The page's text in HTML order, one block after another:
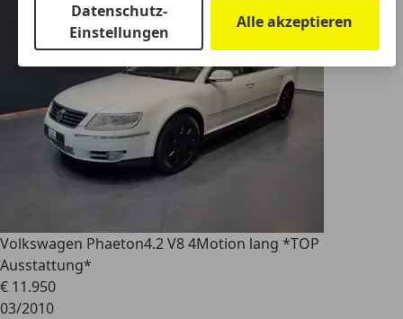
Datenschutz-
Einstellungen
Alle akzeptieren
Volkswagen Phaeton4.2 V8 4Motion lang *TOP
Ausstattung*
€ 11.950
03/2010